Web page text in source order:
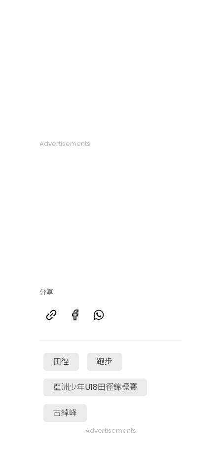
Advertisements
分享
田徑 跑步
亞洲少年U18田徑錦標賽
古綽峰
Advertisements